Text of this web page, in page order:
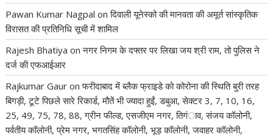
Pawan Kumar Nagpal onदिवाली यूनेस्को की मानवता की अमूर्त सांस्कृतिक
विरासत की प्रतिनिधि सूची में शामिल
Rajesh Bhatiya onनगर निगम के दफ्तर पर लिखा जय श्री राम, तो पुलिस ने
दर्ज की एफआईआर
Rajkumar Gaur onफरीदाबाद में ब्लैक फ्राइडे को कोरोना की स्थिति बुरी तरह
बिगड़ी, टूटे पिछले सारे रिकार्ड, मौतें भी ज्यादा हुईं, डबुआ, सेक्टर 3, 7, 10, 16,
25, 49, 75, 78, 88, ग्रीन फील्ड, एसजीएम नगर, तिगंाव, संजय कॉलोनी,
पर्वतीय कॉलोनी, प्रेम नगर, भगतसिंह कॉलोनी, भूड़ कॉलोनी, जवाहर कॉलोनी,